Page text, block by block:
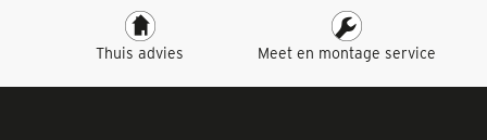
Thuis advies Meet en montage service